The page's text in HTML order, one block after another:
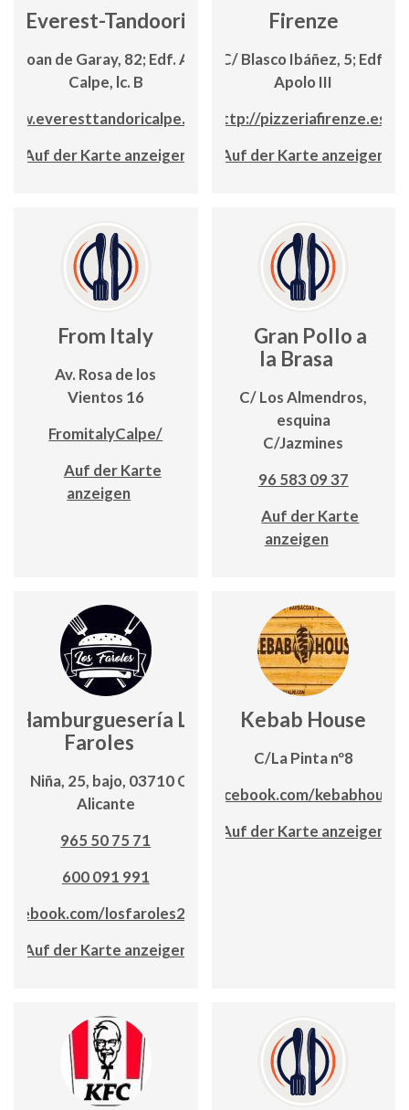
Everest-Tandoori
C/ Joan de Garay, 82; Edf. Alba
Calpe, lc. B
Auf der Karte anzeigen
Firenze
C/ Blasco Ibáñez, 5; Edf.
Apolo III
http://pizzeriafirenze.es/
Auf der Karte anzeigen
From Italy
Av. Rosa de los
Vientos 16
FromitalyCalpe/
Auf der Karte
anzeigen
Gran Pollo a
la Brasa
C/ Los Almendros,
esquina
C/Jazmines
96 583 09 37
Auf der Karte
anzeigen
Hamburguesería Los
Faroles
la Niña, 25, bajo, 03710 Calp,
Alicante
965 50 75 71
600 091 991
losfaroles2016
Auf der Karte anzeigen
Kebab House
C/La Pinta nº8
www.facebook.com/
Auf der Karte anzeigen